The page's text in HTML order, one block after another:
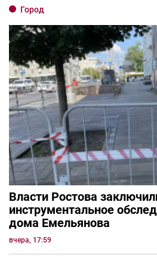
Город
Власти Ростова
инструментальное
дома Емельянова
вчера, 17:59